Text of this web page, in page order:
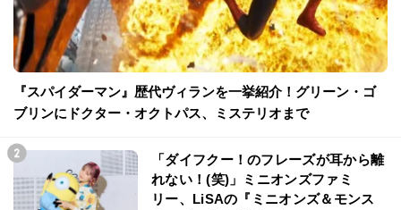
『スパイダーマン』歴代ヴィランを一挙紹介！グリーン・ゴ
ブリンにドクター・オクトパス、ミステリオまで
「ダイフクー！のフレーズが耳から離
れない！(笑)」ミニオンズファミ
リー、LiSAの『ミニオンズ＆モンス